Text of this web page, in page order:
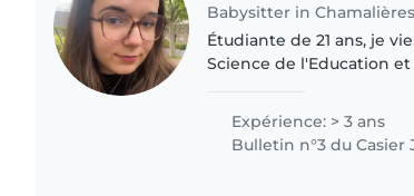
Babysitter in Chamalières
Étudiante de 21 ans, je
Science de l'Education
devenir professeur des..
Expérience: > 3 ans
Bulletin n°3 du Casier